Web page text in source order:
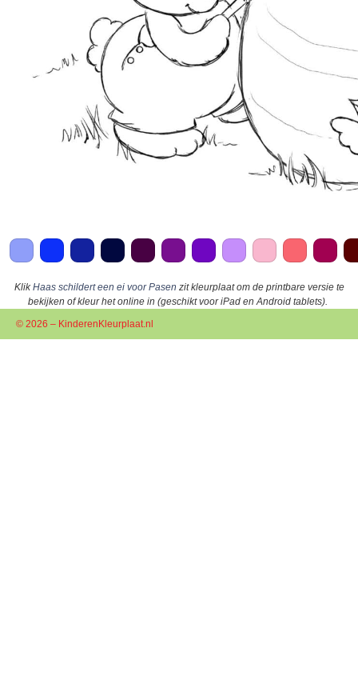
KlikHaas schildert een ei voor Pasen zit kleurplaat om de printbare versie te
bekijken of kleur het online in (geschikt voor iPad en Android tablets).
© 2026 – KinderenKleurplaat.nl